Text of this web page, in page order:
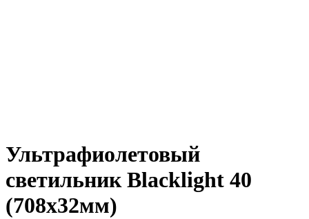
Ультрафиолетовый
светильник Blacklight 40
(708х32мм)